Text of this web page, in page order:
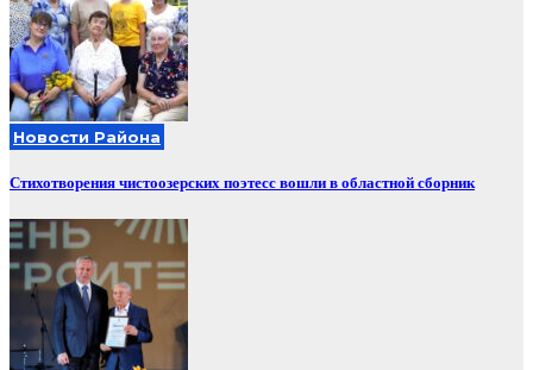
Новости Района
Стихотворения чистоозерских поэтесс вошли в областной сборник